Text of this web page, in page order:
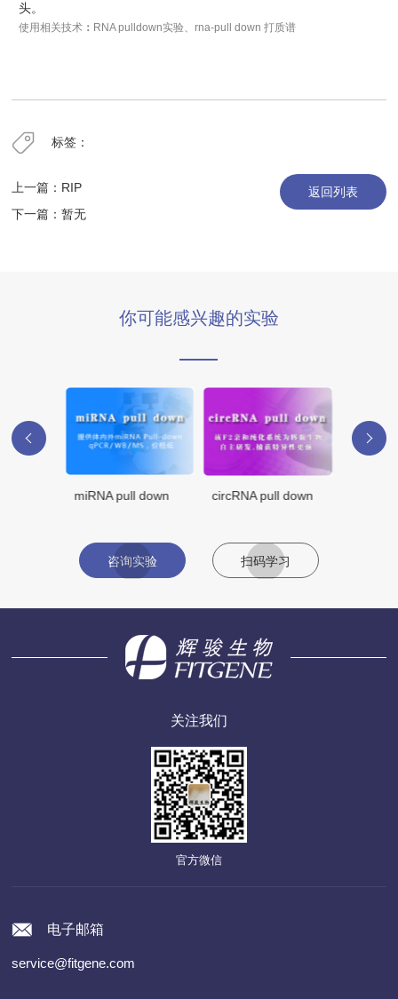
头。
使用相关技术 ： RNA pulldown实验、rna-pull down 打质谱
标签：
上一篇： RIP
下一篇：暂无
返回列表
你可能感兴趣的实验
miRNA pull down circRNA pull down
咨询实验 扫码学习
关注我们
官方微信
电子邮箱
service@fitgene.com